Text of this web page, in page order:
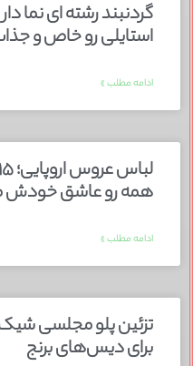
استایلی رو خاص و
ادامه مطلب »
همه رو عاشق خودش
ادامه مطلب »
برای دیس‌های برنج